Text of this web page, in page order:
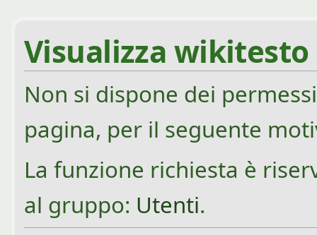
Visualizza wikitesto
Non si dispone dei
pagina, per il seguente
La funzione richiesta è
al gruppo: Utenti.